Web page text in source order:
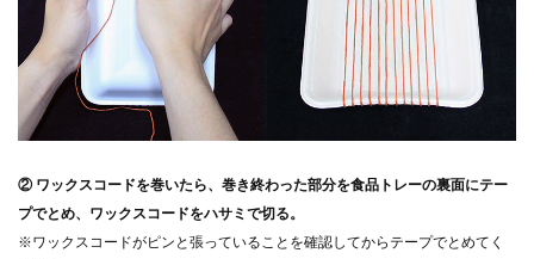
② ワックスコードを巻いたら、巻き終わった部分を食品トレーの裏面にテー
プでとめ、ワックスコードをハサミで切る。
※ワックスコードがピンと張っていることを確認してからテープでとめてく